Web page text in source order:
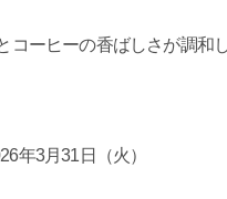
ーヒーの香ばしさが調和
年3月31日（火）